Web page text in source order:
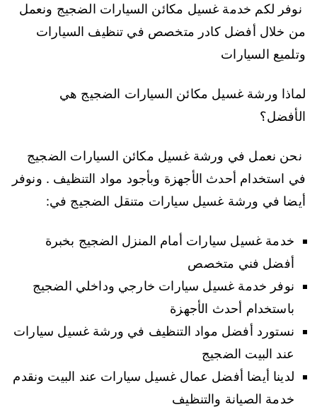
نوفر لكم خدمة غسيل مكائن السيارات الضجيج ونعمل
من خلال أفضل كادر متخصص في تنظيف السيارات
وتلميع السيارات
لماذا ورشة غسيل مكائن السيارات الضجيج هي
الأفضل؟
نحن نعمل في ورشة غسيل مكائن السيارات الضجيج
في استخدام أحدث الأجهزة وبأجود مواد التنظيف . ونوفر
أيضا في ورشة غسيل سيارات متنقل الضجيج في:
خدمة غسيل سيارات أمام المنزل الضجيج بخبرة
أفضل فني متخصص
نوفر خدمة غسيل سيارات خارجي وداخلي الضجيج
باستخدام أحدث الأجهزة
نستورد أفضل مواد التنظيف في ورشة غسيل سيارات
عند البيت الضجيج
لدينا أيضا أفضل عمال غسيل سيارات عند البيت ونقدم
خدمة الصيانة والتنظيف